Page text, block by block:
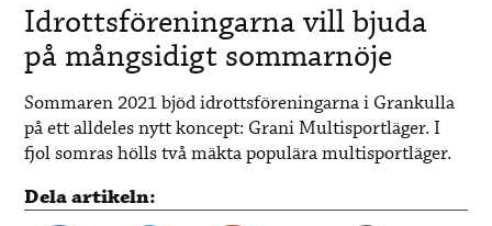
Idrottsföreningarna vill bjuda
på mångsidigt sommarnöje
Sommaren 2021 bjöd idrottsföreningarna i Grankulla
på ett alldeles nytt koncept: Grani Multisportläger. I
fjol somras hölls två mäkta populära multisportläger.
Dela artikeln: